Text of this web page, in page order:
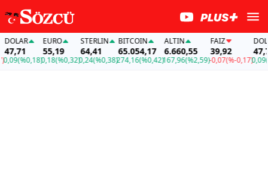
(%0,18)
EURO
55,19
0,18(%0,32)
STERLIN
64,41
0,24(%0,38)
BITCOIN
65.054,17
274,16(%0,42)
ALTIN
6.660,55
167,96(%2,59)
FAİZ
39,92
-0,07(%-0,17)
DOLAR
47,71
0,09